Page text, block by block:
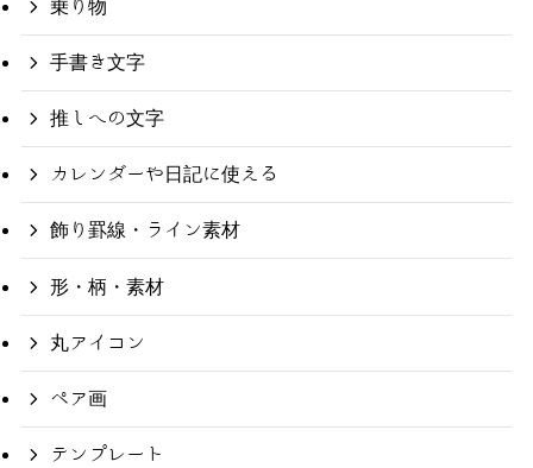
乗り物
手書き文字
推しへの文字
カレンダーや日記に使える
飾り罫線・ライン素材
形・柄・素材
丸アイコン
ペア画
テンプレート